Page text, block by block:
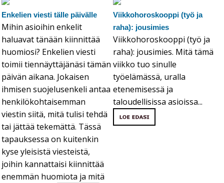
Enkelien viesti tälle päivälle
Mihin asioihin enkelit
haluavat tänään kiinnittää
huomiosi? Enkelien viesti
toimii tiennäyttäjänäsi tämän
päivän aikana. Jokaisen
ihmisen suojelusenkeli antaa
henkilökohtaisemman
viestin siitä, mitä tulisi tehdä
tai jättää tekemättä. Tässä
tapauksessa on kuitenkin
kyse yleisistä viesteistä,
joihin kannattaisi kiinnittää
enemmän huomiota ja mitä
Viikkohoroskooppi (työ ja
raha): jousimies
Viikkohoroskooppi (työ ja
raha): jousimies. Mitä tämä
viikko tuo sinulle
työelämässä, uralla
etenemisessä ja
taloudellisissa asioissa...